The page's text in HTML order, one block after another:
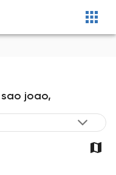
joao,